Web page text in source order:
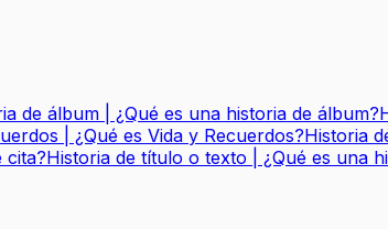
de álbum | ¿Qué es una historia de álbum?
| ¿Qué es Vida y Recuerdos?Historia
cita?Historia de título o texto | ¿Qué es una